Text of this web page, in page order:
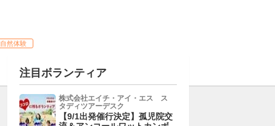
自然体験
注目ボランティア
株式会社エイチ・アイ・エス ス
タディツアーデスク
【9/1出発催行決定】孤児院交